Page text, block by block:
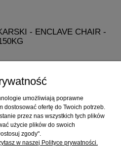
- ENCLAVE CHAIR -
umożliwiają poprawne
dostosować ofertę do Twoich potrzeb.
przez nas wszystkich tych plików
użycie plików do swoich
zgody".
w naszej Polityce prywatności.